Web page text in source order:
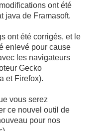
ont été
java de Framasoft.
ont été corrigés, et le
enlevé pour cause
les navigateurs
Gecko
et Firefox).
vous serez
ce nouvel outil de
pour nos